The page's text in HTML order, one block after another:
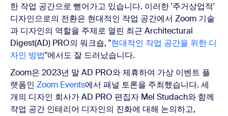
한 작업 공간으로 뻗어가고 있습니다. 이러한 '주거상업적'
디자인으로의 전환은 현대적인 작업 공간에서 Zoom 기술
과 디자인의 역할을 주제로 열린 최근 Architectural
Digest(AD) PRO의 워크숍, "현대적인 작업 공간을 위한 디
자인 방법"에서도 잘 드러났습니다.
Zoom은 2023년 말 AD PRO와 제휴하여 가상 이벤트 플
랫폼인 Zoom Events에서 패널 토론을 주최했습니다. 세
개의 디자인 회사가 AD PRO 편집자 Mel Studach와 함께
작업 공간 인테리어 디자인의 진화에 대해 논의하고,